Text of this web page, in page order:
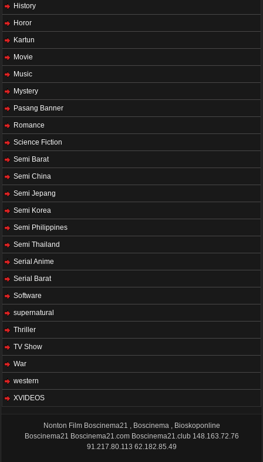
History
Horor
Kartun
Movie
Music
Mystery
Pasang Banner
Romance
Science Fiction
Semi Barat
Semi China
Semi Jepang
Semi Korea
Semi Philippines
Semi Thailand
Serial Anime
Serial Barat
Software
supernatural
Thriller
TV Show
War
western
XVIDEOS
Nonton Film Boscinema21 , Boscinema , Bioskoponline
Boscinema21 Boscinema21.com Boscinema21.club 148.163.72.76
91.217.80.113 62.182.85.49